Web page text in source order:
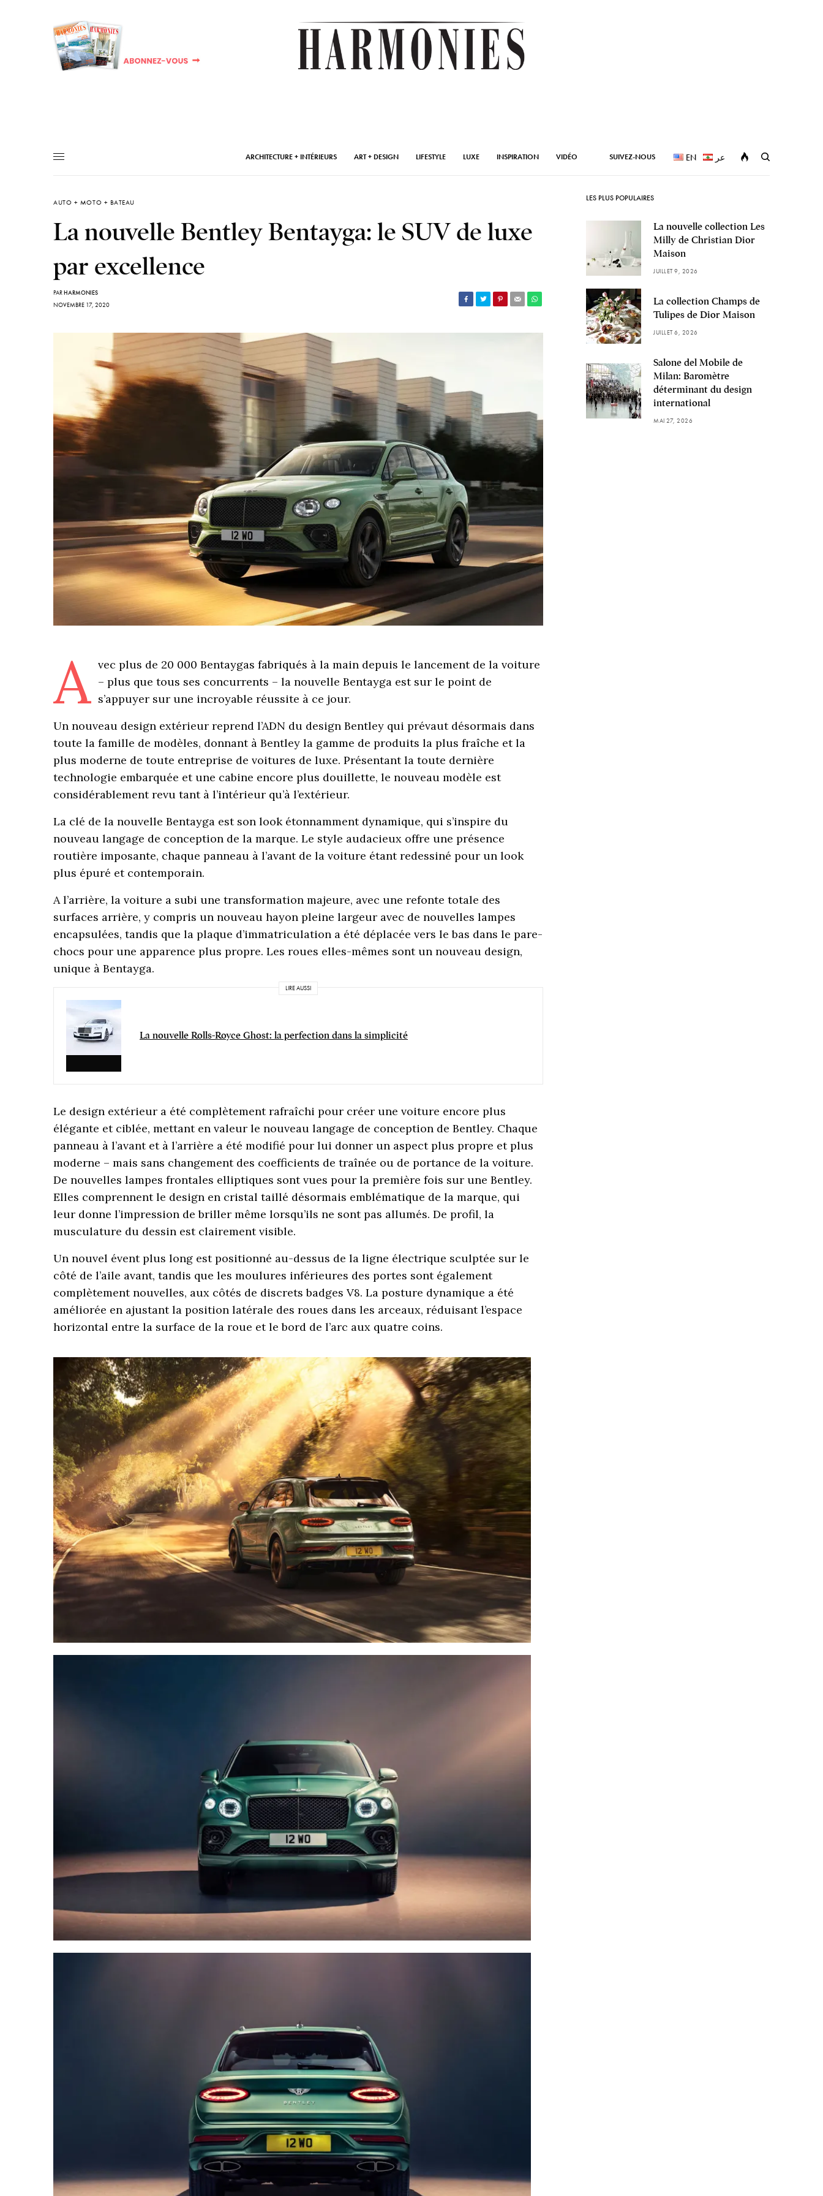
ARCHITECTURE + INTÉRIEURS ART + DESIGN LIFESTYLE LUXE INSPIRATION VIDÉO SUIVEZ-NOUS EN عر
AUTO + MOTO + BATEAU
La nouvelle Bentley Bentayga: le SUV de luxe
par excellence
PARHARMONIES
NOVEMBRE 17, 2020
A vec plus de 20 000 Bentaygas fabriqués à la main depuis le lancement de la voiture
– plus que tous ses concurrents – la nouvelle Bentayga est sur le point de
s’appuyer sur une incroyable réussite à ce jour.
Un nouveau design extérieur reprend l’ADN du design Bentley qui prévaut désormais dans
toute la famille de modèles, donnant à Bentley la gamme de produits la plus fraîche et la
plus moderne de toute entreprise de voitures de luxe. Présentant la toute dernière
technologie embarquée et une cabine encore plus douillette, le nouveau modèle est
considérablement revu tant à l’intérieur qu’à l’extérieur.
La clé de la nouvelle Bentayga est son look étonnamment dynamique, qui s’inspire du
nouveau langage de conception de la marque. Le style audacieux offre une présence
routière imposante, chaque panneau à l’avant de la voiture étant redessiné pour un look
plus épuré et contemporain.
A l’arrière, la voiture a subi une transformation majeure, avec une refonte totale des
surfaces arrière, y compris un nouveau hayon pleine largeur avec de nouvelles lampes
encapsulées, tandis que la plaque d’immatriculation a été déplacée vers le bas dans le pare-
chocs pour une apparence plus propre. Les roues elles-mêmes sont un nouveau design,
unique à Bentayga.
LIRE AUSSI
La nouvelle Rolls-Royce Ghost: la perfection dans la simplicité
Le design extérieur a été complètement rafraîchi pour créer une voiture encore plus
élégante et ciblée, mettant en valeur le nouveau langage de conception de Bentley. Chaque
panneau à l’avant et à l’arrière a été modifié pour lui donner un aspect plus propre et plus
moderne – mais sans changement des coefficients de traînée ou de portance de la voiture.
De nouvelles lampes frontales elliptiques sont vues pour la première fois sur une Bentley.
Elles comprennent le design en cristal taillé désormais emblématique de la marque, qui
leur donne l’impression de briller même lorsqu’ils ne sont pas allumés. De profil, la
musculature du dessin est clairement visible.
Un nouvel évent plus long est positionné au-dessus de la ligne électrique sculptée sur le
côté de l’aile avant, tandis que les moulures inférieures des portes sont également
complètement nouvelles, aux côtés de discrets badges V8. La posture dynamique a été
améliorée en ajustant la position latérale des roues dans les arceaux, réduisant l’espace
horizontal entre la surface de la roue et le bord de l’arc aux quatre coins.
LES PLUS POPULAIRES
La nouvelle collection Les
Milly de Christian Dior
Maison
JUILLET 9, 2026
La collection Champs de
Tulipes de Dior Maison
JUILLET 6, 2026
Salone del Mobile de
Milan: Baromètre
déterminant du design
international
MAI 27, 2026